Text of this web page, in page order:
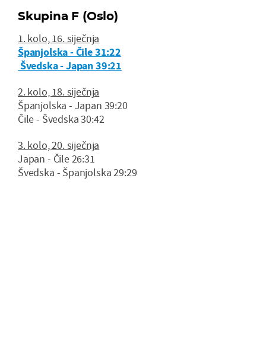
Skupina F (Oslo)
1. kolo, 16. siječnja
Španjolska - Čile 31:22
Švedska - Japan 39:21
2. kolo, 18. siječnja
Španjolska - Japan 39:20
Čile - Švedska 30:42
3. kolo, 20. siječnja
Japan - Čile 26:31
Švedska - Španjolska 29:29